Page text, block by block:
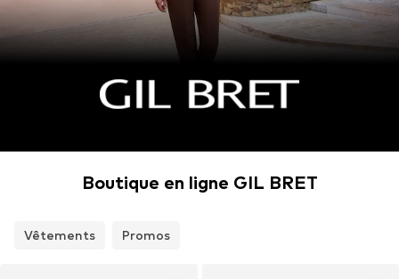
Boutique en ligne GIL BRET
Vêtements Promos